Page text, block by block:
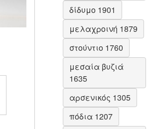
δίδυμο 1901
μελαχροινή 1879
στούντιο 1760
μεσαία βυζιά
1635
αρσενικός 1305
πόδια 1207